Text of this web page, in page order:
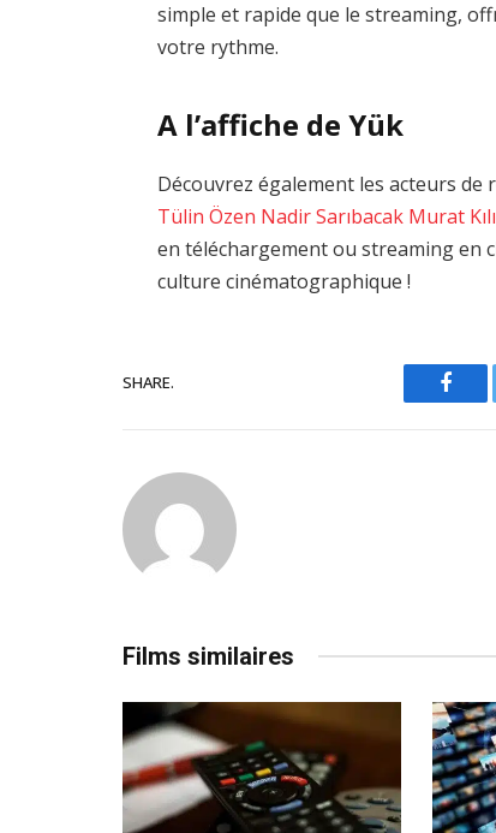
simple et rapide que le streaming,
votre rythme.
A l’affiche de Yük
Découvrez également les acteurs
Tülin Özen Nadir Sarıbacak Murat
en téléchargement ou streaming en
culture cinématographique !
SHARE.
Films similaires